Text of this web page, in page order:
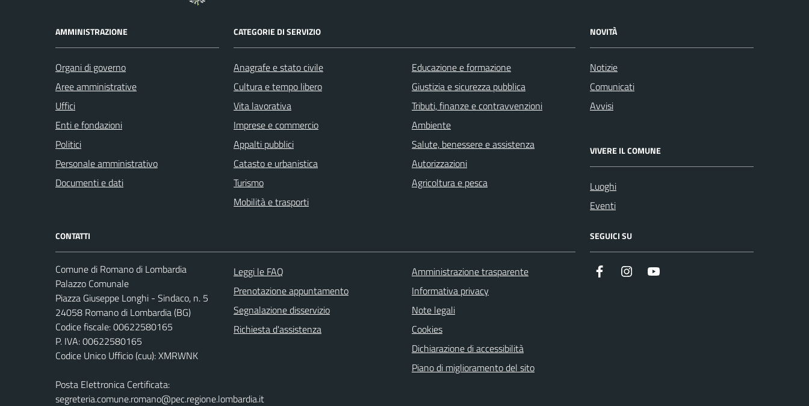
AMMINISTRAZIONE
Organi di governo
Aree amministrative
Uffici
Enti e fondazioni
Politici
Personale amministrativo
Documenti e dati
CATEGORIE DI SERVIZIO
Anagrafe e stato civile
Cultura e tempo libero
Vita lavorativa
Imprese e commercio
Appalti pubblici
Catasto e urbanistica
Turismo
Mobilità e trasporti
Educazione e formazione
Giustizia e sicurezza pubblica
Tributi, finanze e contravvenzioni
Ambiente
Salute, benessere e assistenza
Autorizzazioni
Agricoltura e pesca
NOVITÀ
Notizie
Comunicati
Avvisi
VIVERE IL COMUNE
Luoghi
Eventi
CONTATTI
Comune di Romano di Lombardia
Palazzo Comunale
Piazza Giuseppe Longhi - Sindaco, n. 5
24058 Romano di Lombardia (BG)
Codice fiscale: 00622580165
P. IVA: 00622580165
Codice Unico Ufficio (cuu): XMRWNK
Posta Elettronica Certificata:
segreteria.comune.romano@pec.regione.lombardia.it
Leggi le FAQ
Prenotazione appuntamento
Segnalazione disservizio
Richiesta d'assistenza
Amministrazione trasparente
Informativa privacy
Note legali
Cookies
Dichiarazione di accessibilità
Piano di miglioramento del sito
SEGUICI SU
Facebook Instagram